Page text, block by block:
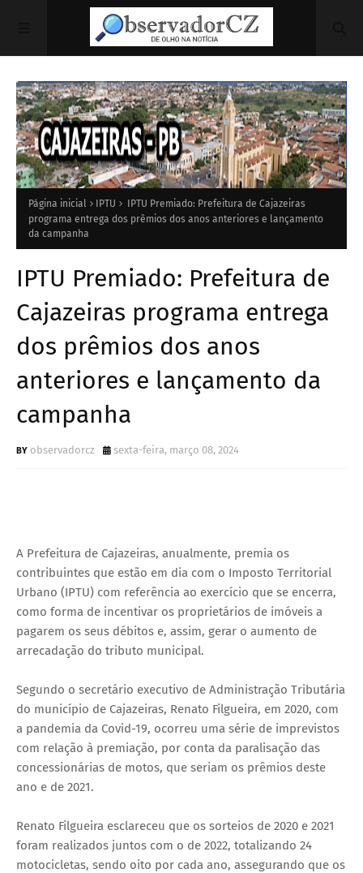
Página inicial IPTU
IPTU Premiado: Prefeitura de Cajazeiras
programa entrega dos prêmios dos anos anteriores e lançamento
da campanha
IPTU Premiado: Prefeitura de
Cajazeiras programa entrega
dos prêmios dos anos
anteriores e lançamento da
campanha
observadorcz sexta-feira, março 08, 2024
A Prefeitura de Cajazeiras, anualmente, premia os
contribuintes que estão em dia com o Imposto Territorial
Urbano (IPTU) com referência ao exercício que se encerra,
como forma de incentivar os proprietários de imóveis a
pagarem os seus débitos e, assim, gerar o aumento de
arrecadação do tributo municipal.
Segundo o secretário executivo de Administração Tributária
do município de Cajazeiras, Renato Filgueira, em 2020, com
a pandemia da Covid-19, ocorreu uma série de imprevistos
com relação à premiação, por conta da paralisação das
concessionárias de motos, que seriam os prêmios deste
ano e de 2021.
Renato Filgueira esclareceu que os sorteios de 2020 e 2021
foram realizados juntos com o de 2022, totalizando 24
motocicletas, sendo oito por cada ano, assegurando que os